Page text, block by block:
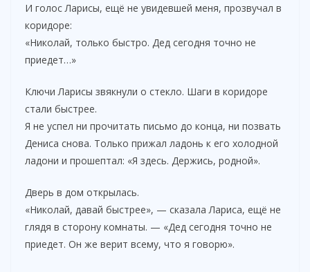
И голос Ларисы, ещё не увидевшей меня, прозвучал в
коридоре:
«Николай, только быстро. Дед сегодня точно не
приедет…»
Ключи Ларисы звякнули о стекло. Шаги в коридоре
стали быстрее.
Я не успел ни прочитать письмо до конца, ни позвать
Дениса снова. Только прижал ладонь к его холодной
ладони и прошептал: «Я здесь. Держись, родной».
Дверь в дом открылась.
«Николай, давай быстрее», — сказала Лариса, ещё не
глядя в сторону комнаты. — «Дед сегодня точно не
приедет. Он же верит всему, что я говорю».